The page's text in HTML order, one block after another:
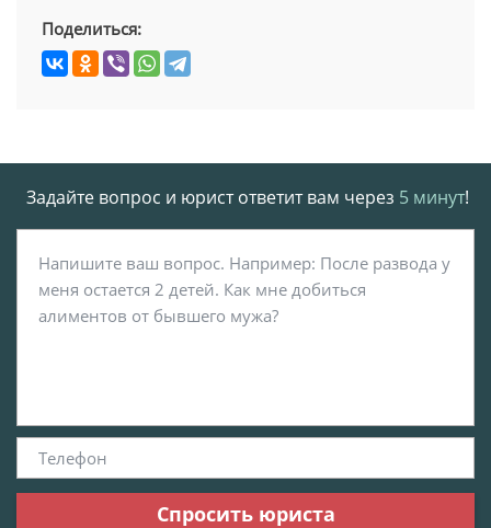
Поделиться:
Задайте вопрос и юрист ответит вам через 5 минут!
Спросить юриста